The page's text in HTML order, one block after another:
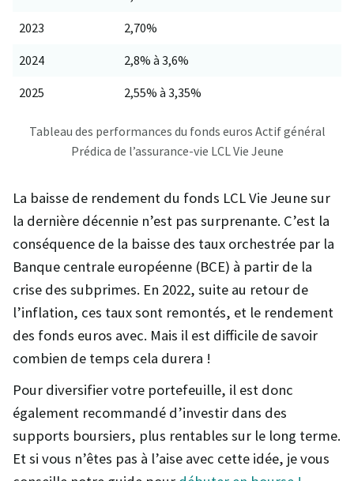
2023 2,70%
2024 2,8% à 3,6%
2025 2,55% à 3,35%
Tableau des performances du fonds euros Actif général
Prédica de l’assurance-vie LCL Vie Jeune
La baisse de rendement du fonds LCL Vie Jeune sur
la dernière décennie n’est pas surprenante. C’est la
conséquence de la baisse des taux orchestrée par la
Banque centrale européenne (BCE) à partir de la
crise des subprimes. En 2022, suite au retour de
l’inflation, ces taux sont remontés, et le rendement
des fonds euros avec. Mais il est difficile de savoir
combien de temps cela durera !
Pour diversifier votre portefeuille, il est donc
également recommandé d’investir dans des
supports boursiers, plus rentables sur le long terme.
Et si vous n’êtes pas à l’aise avec cette idée, je vous